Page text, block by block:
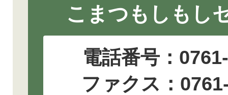
こまつもしもし
電話番号：
ファクス：